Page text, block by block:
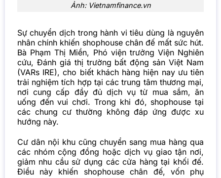
Ảnh: Vietnamfinance.vn
Sự chuyển dịch trong hành vi tiêu dùng là nguyên
nhân chính khiến shophouse chân đế mất sức hút.
Bà Phạm Thị Miền, Phó viện trưởng Viện Nghiên
cứu, Đánh giá thị trường bất động sản Việt Nam
(VARs IRE), cho biết khách hàng hiện nay ưu tiên
trải nghiệm tích hợp tại các trung tâm thương mại,
nơi cung cấp đầy đủ dịch vụ từ mua sắm, ăn
uống đến vui chơi. Trong khi đó, shophouse tại
các chung cư thường không đáp ứng được xu
hướng này.
Cư dân nội khu cũng chuyển sang mua hàng qua
các nhóm cộng đồng hoặc dịch vụ giao tận nơi,
giảm nhu cầu sử dụng các cửa hàng tại khối đế.
Điều này khiến shophouse chân đế, vốn phụ